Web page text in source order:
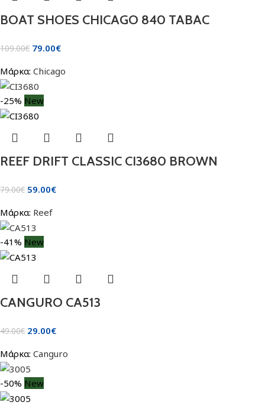
BOAT SHOES CHICAGO 840 TABAC
109.00€ 79.00€
Μάρκα: Chicago
-25% New
REEF DRIFT CLASSIC CI3680 BROWN
79.00€ 59.00€
Μάρκα: Reef
-41% New
CANGURO CA513
49.00€ 29.00€
Μάρκα: Canguro
-50% New